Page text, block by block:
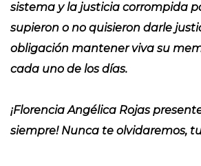
sistema y la justicia corrompida
supieron o no quisieron darle
obligación mantener viva su
cada uno de los días.
¡Florencia Angélica Rojas
siempre! Nunca te olvidaremos,